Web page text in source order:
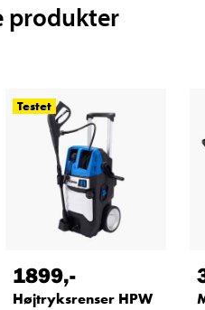
produkter
Testet
1899,-
Højtryksrenser HPW